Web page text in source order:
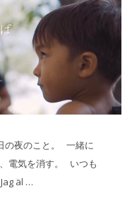
の夜のこと。 一緒に
電気を消す。 いつも
äl …